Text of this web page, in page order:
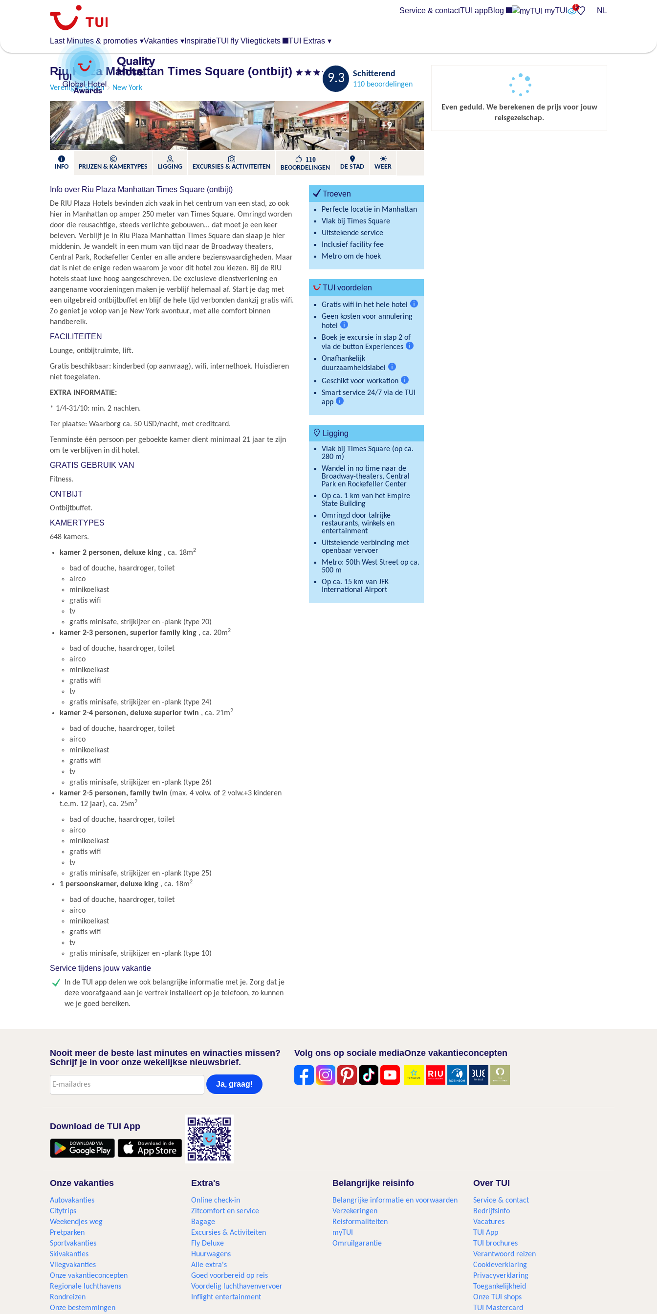
algemene
Last Minutes & promoties ▾Vakanties ▾ InspiratieTUI fly Vliegtickets TUI Extras ▾
Service & contactTUI appBlog myTUI NL
Riu Plaza Manhattan Times Square (ontbijt) sup Bewaren
Verenigde Staten New York
9.3 Schitterend
110 beoordelingen
+9
INFO PRIJZEN & KAMERTYPES LIGGING EXCURSIES & ACTIVITEITEN
110
BEOORDELINGEN
DE STAD WEER
Info over Riu Plaza Manhattan Times Square (ontbijt)
De RIU Plaza Hotels bevinden zich vaak in het centrum van een stad, zo ook
hier in Manhattan op amper 250 meter van Times Square. Omringd worden
door die reusachtige, steeds verlichte gebouwen... dat moet je een keer
beleven. Verblijf je in Riu Plaza Manhattan Times Square dan slaap je hier
middenin. Je wandelt in een mum van tijd naar de Broadway theaters,
Central Park, Rockefeller Center en alle andere bezienswaardigheden. Maar
dat is niet de enige reden waarom je voor dit hotel zou kiezen. Bij de RIU
hotels staat luxe hoog aangeschreven. De exclusieve dienstverlening en
aangename voorzieningen maken je verblijf helemaal af. Start je dag met
een uitgebreid ontbijtbuffet en blijf de hele tijd verbonden dankzij gratis wifi.
Zo geniet je volop van je New York avontuur, met alle comfort binnen
handbereik.
FACILITEITEN
Lounge, ontbijtruimte, lift.
Gratis beschikbaar: kinderbed (op aanvraag), wifi, internethoek. Huisdieren
niet toegelaten.
EXTRA INFORMATIE:
* 1/4-31/10: min. 2 nachten.
Ter plaatse: Waarborg ca. 50 USD/nacht, met creditcard.
Tenminste één persoon per geboekte kamer dient minimaal 21 jaar te zijn
om te verblijven in dit hotel.
GRATIS GEBRUIK VAN
Fitness.
ONTBIJT
Ontbijtbuffet.
KAMERTYPES
648 kamers.
kamer 2 personen, deluxe king , ca. 18m2
bad of douche, haardroger, toilet
airco
minikoelkast
gratis wifi
tv
gratis minisafe, strijkijzer en -plank (type 20)
kamer 2-3 personen, superior family king , ca. 20m2
bad of douche, haardroger, toilet
airco
minikoelkast
gratis wifi
tv
gratis minisafe, strijkijzer en -plank (type 24)
kamer 2-4 personen, deluxe superior twin , ca. 21m2
bad of douche, haardroger, toilet
airco
minikoelkast
gratis wifi
tv
gratis minisafe, strijkijzer en -plank (type 26)
kamer 2-5 personen, family twin (max. 4 volw. of 2 volw.+3 kinderen
t.e.m. 12 jaar), ca. 25m2
bad of douche, haardroger, toilet
airco
minikoelkast
gratis wifi
tv
gratis minisafe, strijkijzer en -plank (type 25)
1 persoonskamer, deluxe king , ca. 18m2
bad of douche, haardroger, toilet
airco
minikoelkast
gratis wifi
tv
gratis minisafe, strijkijzer en -plank (type 10)
Service tijdens jouw vakantie
In de TUI app delen we ook belangrijke informatie met je. Zorg dat je
deze voorafgaand aan je vertrek installeert op je telefoon, zo kunnen
we je goed bereiken.
Troeven
Perfecte locatie in Manhattan
Vlak bij Times Square
Uitstekende service
Inclusief facility fee
Metro om de hoek
TUI voordelen
Gratis wifi in het hele hotel
Geen kosten voor annulering
hotel
Meer
informatie
Boek je excursie in stap 2 of
via de button Experiences
Onafhankelijk
duurzaamheidslabel
Meer
informatie
Geschikt voor workation
Meer
Smart service 24/7 via de TUI
app
Ligging
Vlak bij Times Square (op ca.
280 m)
Wandel in no time naar de
Broadway-theaters, Central
Park en Rockefeller Center
Op ca. 1 km van het Empire
State Building
Omringd door talrijke
restaurants, winkels en
entertainment
Uitstekende verbinding met
openbaar vervoer
Metro: 50th West Street op ca.
500 m
Op ca. 15 km van JFK
International Airport
Even geduld. We berekenen de prijs voor jouw
reisgezelschap.
Nooit meer de beste last minutes en winacties missen?
Schrijf je in voor onze wekelijkse nieuwsbrief.
Ja, graag!
Volg ons op sociale mediaOnze vakantieconcepten
Download de TUI App
Onze vakanties
Autovakanties
Citytrips
Weekendjes weg
Pretparken
Sportvakanties
Skivakanties
Vliegvakanties
Onze vakantieconcepten
Regionale luchthavens
Rondreizen
Onze bestemmingen
Extra's
Online check-in
Zitcomfort en service
Bagage
Excursies & Activiteiten
Fly Deluxe
Huurwagens
Alle extra's
Goed voorbereid op reis
Voordelig luchthavenvervoer
Inflight entertainment
Belangrijke reisinfo
Belangrijke informatie en voorwaarden
Verzekeringen
Reisformaliteiten
myTUI
Omruilgarantie
Over TUI
Service & contact
Bedrijfsinfo
Vacatures
TUI App
TUI brochures
Verantwoord reizen
Cookieverklaring
Privacyverklaring
Toegankelijkheid
Onze TUI shops
TUI Mastercard